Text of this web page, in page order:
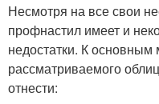
Несмотря на все свои
профнастил имеет и
недостатки. К
рассматриваемого
отнести: